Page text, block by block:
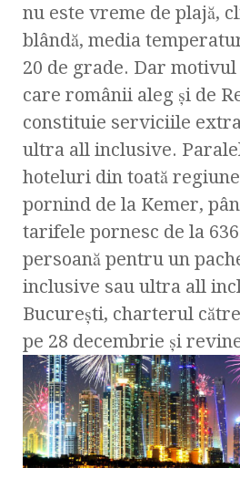
nu este vreme de plajă,
blândă, media
20 de grade. Dar
care românii aleg și de
constituie serviciile
ultra all inclusive.
hoteluri din toată
pornind de la Kemer,
tarifele pornesc de la
persoană pentru un
inclusive sau ultra all
București, charterul
pe 28 decembrie și